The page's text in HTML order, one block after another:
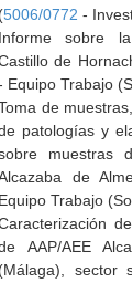
(5006/0772 -
Informe sobre
de
Equipo Trabajo
de
patologías y
muestras
de
Equipo Trabajo
AAP/AEE
(Málaga), sector